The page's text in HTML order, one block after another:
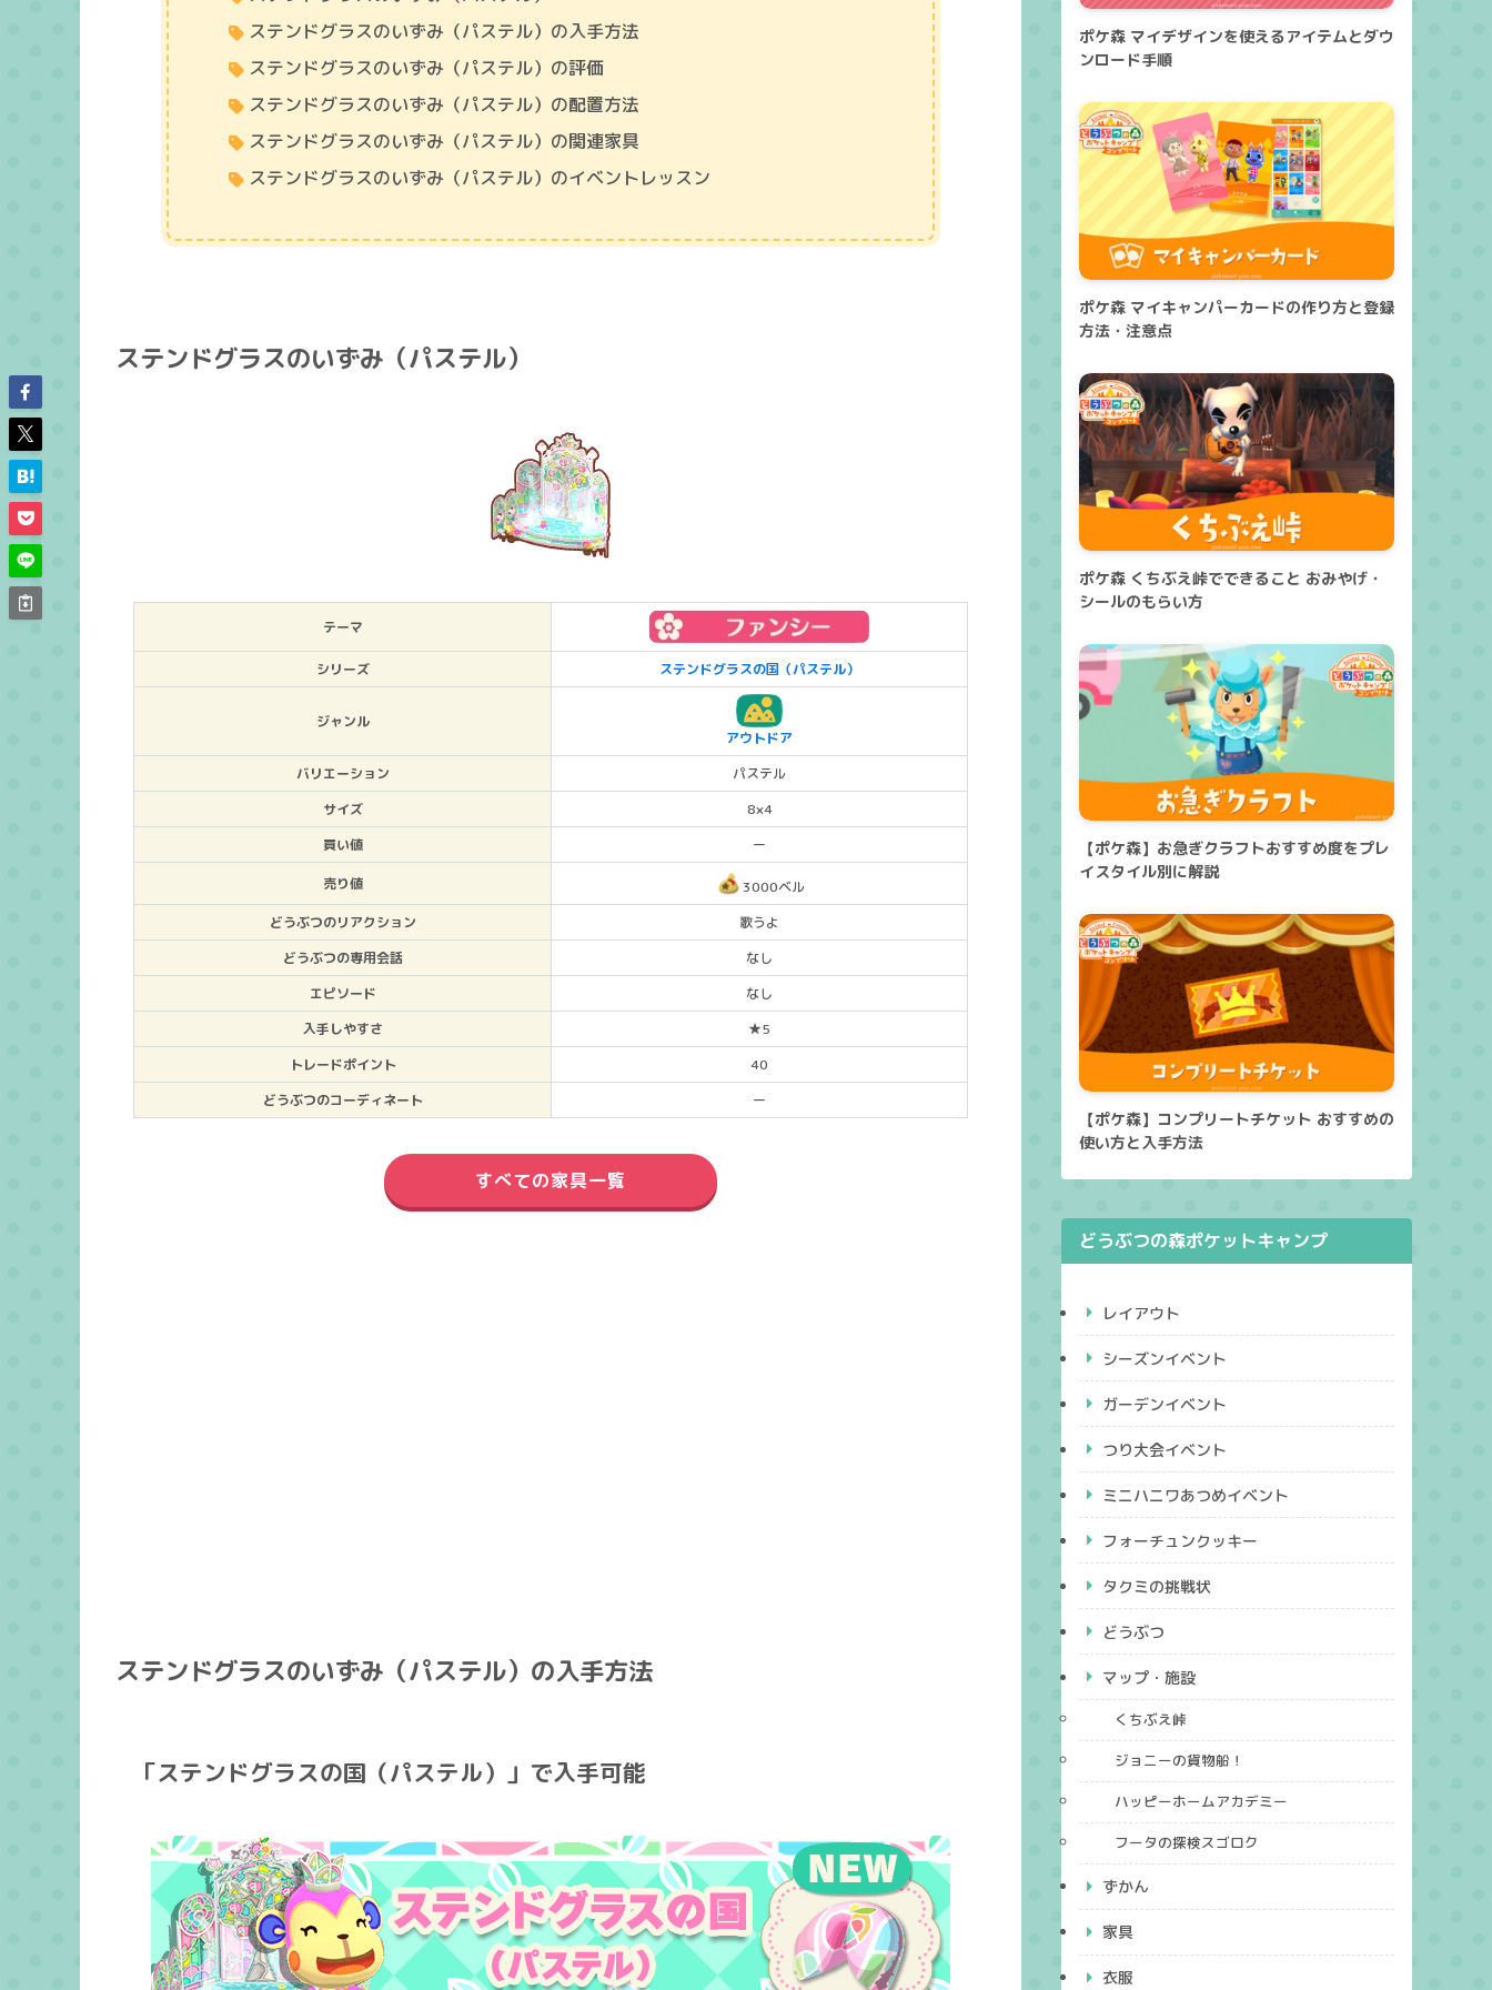
ステンドグラスのいずみ（パステル）の入手方法
ステンドグラスのいずみ（パステル）の評価
ステンドグラスのいずみ（パステル）の配置方法
ステンドグラスのいずみ（パステル）の関連家具
ステンドグラスのいずみ（パステル）のイベントレッスン
ステンドグラスのいずみ（パステル）
テーマ
シリーズ ステンドグラスの国（パステル）
ジャンル
アウトドア
バリエーション
パステル
サイズ
8×4
買い値
ー
売り値
3000ベル
どうぶつのリアクション
歌うよ
どうぶつの専用会話
なし
エピソード
なし
入手しやすさ
★5
トレードポイント
40
どうぶつのコーディネート
ー
すべての家具一覧
ステンドグラスのいずみ（パステル）の入手方法
「ステンドグラスの国（パステル）」で入手可能
ポケ森 マイデザインを使えるアイテムとダウ
ンロード手順
ポケ森 マイキャンパーカードの作り方と登録
方法・注意点
ポケ森 くちぶえ峠でできること おみやげ・
シールのもらい方
【ポケ森】お急ぎクラフトおすすめ度をプレ
イスタイル別に解説
【ポケ森】コンプリートチケット おすすめの
使い方と入手方法
どうぶつの森ポケットキャンプ
レイアウト
シーズンイベント
ガーデンイベント
つり大会イベント
ミニハニワあつめイベント
フォーチュンクッキー
タクミの挑戦状
どうぶつ
マップ・施設
くちぶえ峠
ジョニーの貨物船！
ハッピーホームアカデミー
フータの探検スゴロク
ずかん
家具
衣服